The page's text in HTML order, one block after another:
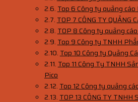
Top 6 Công ty quảng
TOP 7 CÔNG TY QUẢNG
TOP 8 Công ty quảng
Top 9 Công ty TNHH
Top 10 Công ty Quảng
Top 11 Công Ty TNHH
Pico
Top 12 Công ty quảng
TOP 13 CÔNG TY TNHH